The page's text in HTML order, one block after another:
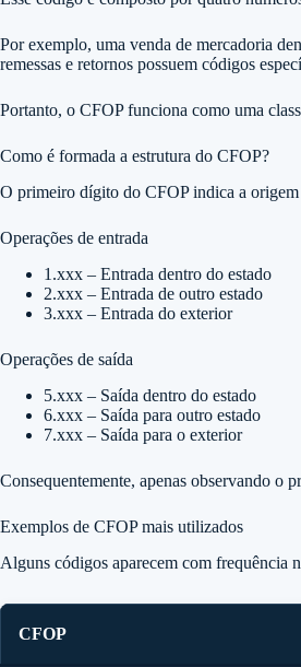
Por exemplo, uma venda de mercadoria
remessas e retornos possuem códigos
Portanto, o CFOP funciona como uma
Como é formada a estrutura do CFOP?
O primeiro dígito do CFOP indica a origem
Operações de entrada
1.xxx – Entrada dentro do estado
2.xxx – Entrada de outro estado
3.xxx – Entrada do exterior
Operações de saída
5.xxx – Saída dentro do estado
6.xxx – Saída para outro estado
7.xxx – Saída para o exterior
Consequentemente, apenas observando o
Exemplos de CFOP mais utilizados
Alguns códigos aparecem com frequência
CFOP